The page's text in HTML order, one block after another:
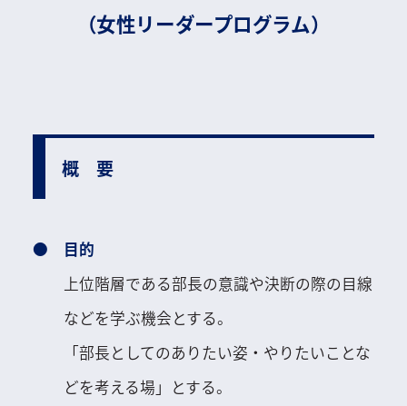
（女性リーダープログラム）
概 要
目的
上位階層である部長の意識や決断の際の目線
などを学ぶ機会とする。
「部長としてのありたい姿・やりたいことな
どを考える場」とする。